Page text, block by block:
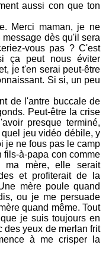
aussi con que ton
Merci maman, je ne
dès qu'il sera
vous pas ? C'est
ça peut nous éviter
je t'en serai peut-être
Si si, un peu
de l'antre buccale de
Peut-être la crise
presque terminé,
jeu vidéo débile, y
je ne fous pas le camp
à-papa con comme
ma mère, elle serait
et profiterait de la
mère poule quand
ou je me persuade
quand même. Tout
je suis toujours en
des yeux de merlan frit
à me crisper la